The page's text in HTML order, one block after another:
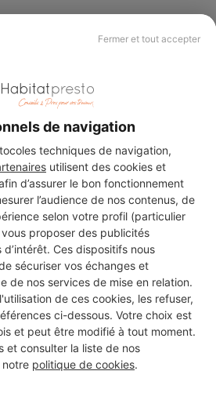
Fermer et tout accepter
de navigation
techniques de navigation,
utilisent des cookies et
d’assurer le bon fonctionnement
l’audience de nos contenus, de
selon votre profil (particulier
proposer des publicités
Ces dispositifs nous
sécuriser vos échanges et
de nos services de mise en relation.
de ces cookies, les refuser,
ci-dessous. Votre choix est
et peut être modifié à tout moment.
et consulter la liste de nos
politique de cookies.
?
travaux et ne savez quel professionnel
travauxauprès de notre réseau de 5 000
partout en France.
UN DEVIS